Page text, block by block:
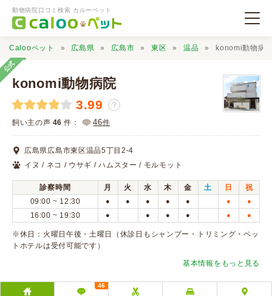
動物病院口コミ検索 カルーペット
動物病院検索
口コミ検索
Calooペットとは？
口コミ投稿
Calooペット 広島県 広島市 東区 温品 konomi動物病
公式
konomi動物病院
3.99 ？
飼い主の声 46 件： 46件
広島県広島市東区温品5丁目2-4
イヌ / ネコ / ウサギ / ハムスター / モルモット
診察時間 月 火 水 木 金 土 日
祝
09:00 ~ 12:30
● ● ● ● ● ● ●
16:00 ~ 19:30 ● ● ● ● ● ●
※休日：火曜日午後・土曜日（休診日もシャンプー・トリミング・ペッ
トホテルは受付可能です）
基本情報をもっと見る
46